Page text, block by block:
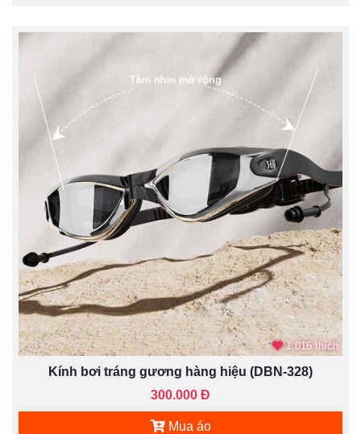
1.016 thích
Kính bơi tráng gương hàng hiệu (DBN-328)
300.000 Đ
Mua áo